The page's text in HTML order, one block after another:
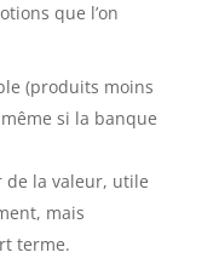
que l’on
(produits moins
si la banque
la valeur, utile
mais
terme.